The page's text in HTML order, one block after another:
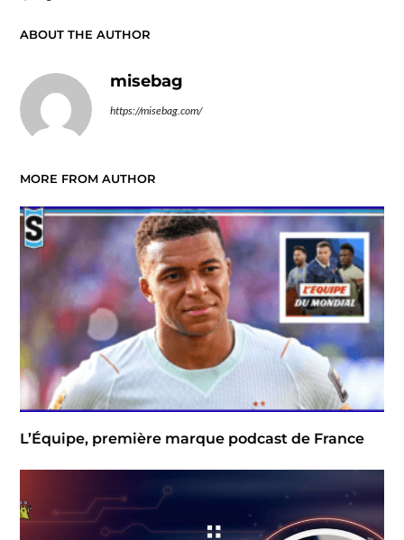
ABOUT THE AUTHOR
misebag
https://misebag.com/
MORE FROM AUTHOR
L’Équipe, première marque podcast de France